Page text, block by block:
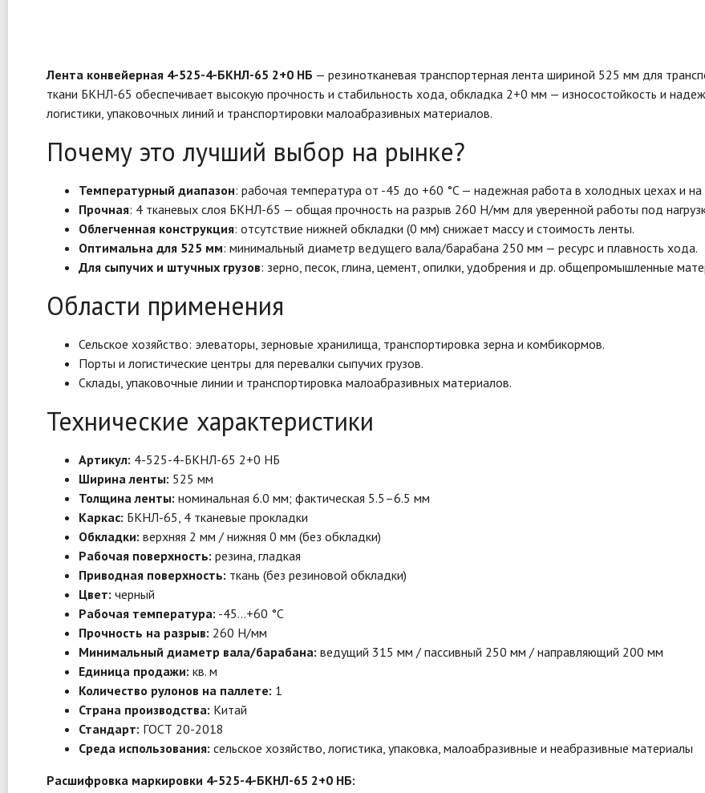
Лента конвейерная 4-525-4-БКНЛ-65 2+0 НБ — резинотканевая транспортерная лента шириной 525 мм для
ткани БКНЛ-65 обеспечивает высокую прочность и стабильность хода, обкладка 2+0 мм — износостойкость и
логистики, упаковочных линий и транспортировки малоабразивных материалов.
Почему это лучший выбор на рынке?
Температурный диапазон: рабочая температура от -45 до +60 °C — надежная работа в холодных цехах и
Прочная: 4 тканевых слоя БКНЛ-65 — общая прочность на разрыв 260 Н/мм для уверенной работы под
Облегченная конструкция: отсутствие нижней обкладки (0 мм) снижает массу и стоимость ленты.
Оптимальна для 525 мм: минимальный диаметр ведущего вала/барабана 250 мм — ресурс и плавность хода.
Для сыпучих и штучных грузов: зерно, песок, глина, цемент, опилки, удобрения и др. общепромышленные
Области применения
Сельское хозяйство: элеваторы, зерновые хранилища, транспортировка зерна и комбикормов.
Порты и логистические центры для перевалки сыпучих грузов.
Склады, упаковочные линии и транспортировка малоабразивных материалов.
Технические характеристики
Артикул: 4-525-4-БКНЛ-65 2+0 НБ
Ширина ленты: 525 мм
Толщина ленты: номинальная 6.0 мм; фактическая 5.5–6.5 мм
Каркас: БКНЛ-65, 4 тканевые прокладки
Обкладки: верхняя 2 мм / нижняя 0 мм (без обкладки)
Рабочая поверхность: резина, гладкая
Приводная поверхность: ткань (без резиновой обкладки)
Цвет: черный
Рабочая температура: -45…+60 °C
Прочность на разрыв: 260 Н/мм
Минимальный диаметр вала/барабана: ведущий 315 мм / пассивный 250 мм / направляющий 200 мм
Единица продажи: кв. м
Количество рулонов на паллете: 1
Страна производства: Китай
Стандарт: ГОСТ 20-2018
Среда использования: сельское хозяйство, логистика, упаковка, малоабразивные и неабразивные материалы
Расшифровка маркировки 4-525-4-БКНЛ-65 2+0 НБ: